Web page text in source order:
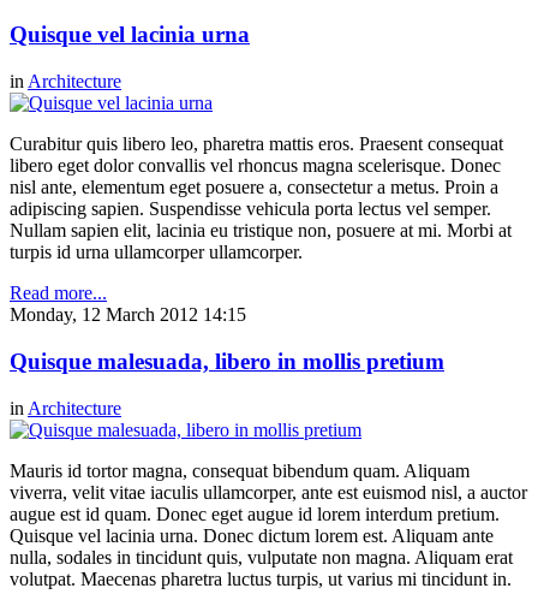
Quisque vel lacinia urna
in Architecture
Curabitur quis libero leo, pharetra mattis eros. Praesent consequat
libero eget dolor convallis vel rhoncus magna scelerisque. Donec
nisl ante, elementum eget posuere a, consectetur a metus. Proin a
adipiscing sapien. Suspendisse vehicula porta lectus vel semper.
Nullam sapien elit, lacinia eu tristique non, posuere at mi. Morbi at
turpis id urna ullamcorper ullamcorper.
Read more...
Monday, 12 March 2012 14:15
Quisque malesuada, libero in mollis pretium
in Architecture
Mauris id tortor magna, consequat bibendum quam. Aliquam
viverra, velit vitae iaculis ullamcorper, ante est euismod nisl, a auctor
augue est id quam. Donec eget augue id lorem interdum pretium.
Quisque vel lacinia urna. Donec dictum lorem est. Aliquam ante
nulla, sodales in tincidunt quis, vulputate non magna. Aliquam erat
volutpat. Maecenas pharetra luctus turpis, ut varius mi tincidunt in.